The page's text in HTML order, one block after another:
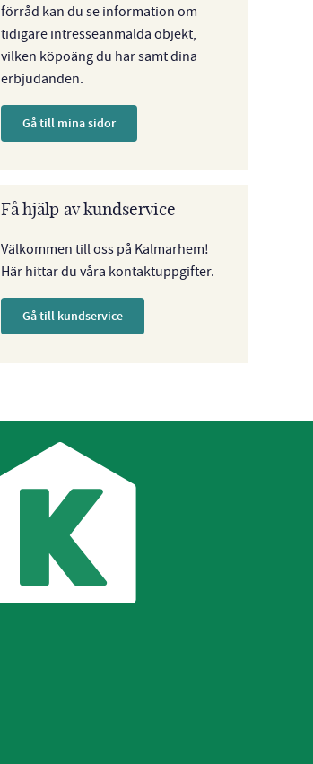
förråd kan du se information om
tidigare intresseanmälda objekt,
vilken köpoäng du har samt dina
erbjudanden.
Gå till mina sidor
Få hjälp av kundservice
Välkommen till oss på Kalmarhem!
Här hittar du våra kontaktuppgifter.
Gå till kundservice